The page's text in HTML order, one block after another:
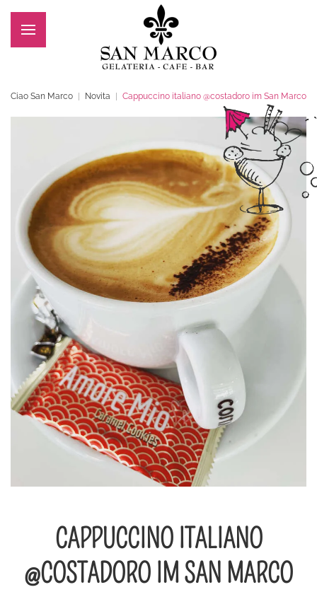
Zum Hauptinhalt springen
Ciao San Marco Novita Cappuccino italiano @costadoro im San Marco
CAPPUCCINO ITALIANO
@COSTADORO IM SAN MARCO